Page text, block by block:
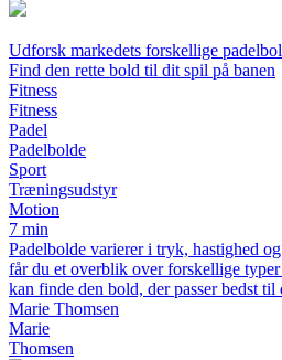
Udforsk markedets forskellige
Find den rette bold til dit spil på banen
Fitness
Fitness
Padel
Padelbolde
Sport
Træningsudstyr
Motion
7 min
Padelbolde varierer i tryk, hastighed
får du et overblik over forskellige typer
kan finde den bold, der passer bedst
Marie Thomsen
Marie
Thomsen